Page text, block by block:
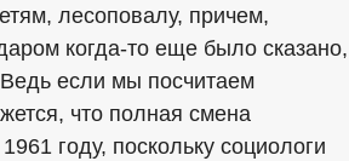
лесоповалу, причем,
когда-то еще было сказано,
если мы посчитаем
что полная смена
году, поскольку социологи